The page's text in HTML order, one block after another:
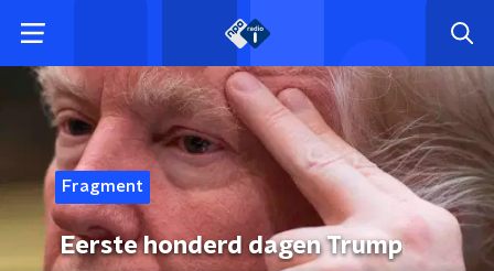
Fragment
Eerste honderd dagen Trump